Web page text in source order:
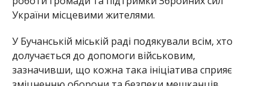
України місцевими жителями.
У Бучанській міській раді подякували всім, хто
долучається до допомоги військовим,
зазначивши, що кожна така ініціатива сприяє